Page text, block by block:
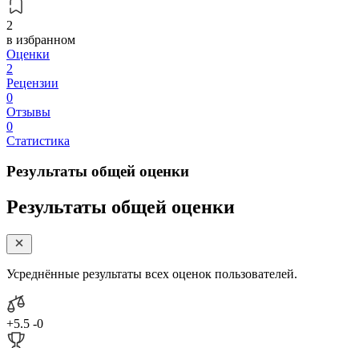
2
в избранном
Оценки
2
Рецензии
0
Отзывы
0
Статистика
Результаты общей оценки
Результаты общей оценки
Усреднённые результаты всех оценок пользователей.
+5.5 -0